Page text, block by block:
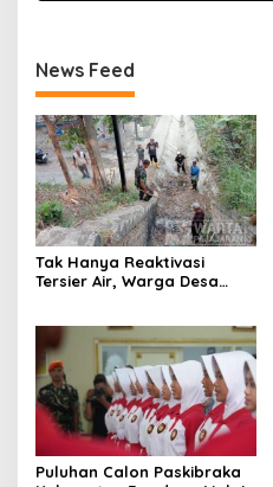
News Feed
Tak Hanya Reaktivasi
Tersier Air, Warga Desa
Puluhan Calon Paskibraka